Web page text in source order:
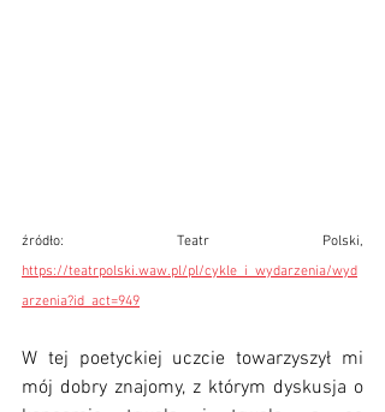
https://teatrpolski.waw.pl/pl/cykle_i_wydarzenia/wyd
arzenia?id_act=949
W tej poetyckiej uczcie towarzyszył mi
mój dobry znajomy, z którym dyskusja o